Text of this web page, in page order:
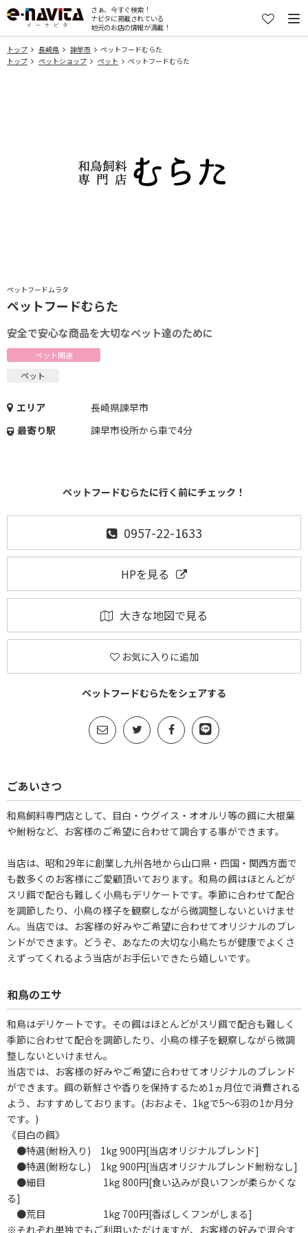
さぁ、今すぐ検索！
ナビタに掲載されている
地元のお店の情報が満載！
トップ 長崎県 諫早市
ペットフードむらた
トップ
ペットショップ ペット ペットフードむらた
ペットフードムラタ
ペットフードむらた
安全で安心な商品を大切なペット達のために
ペット関連
ペット
エリア
長崎県諫早市
最寄り駅
諫早市役所から車で4分
ペットフードむらたに行く前にチェック！
0957-22-1633
HPを見る
大きな地図で見る
お気に入りに追加
ペットフードむらたをシェアする
ごあいさつ
和鳥飼料専門店として、目白・ウグイス・オオルリ等の餌に大根葉
や鮒粉など、お客様のご希望に合わせて調合する事ができます。
当店は、昭和29年に創業し九州各地から山口県・四国・関西方面で
も数多くのお客様にご愛顧頂いております。和鳥の餌はほとんどが
スリ餌で配合も難しく小鳥もデリケートです。季節に合わせて配合
を調節したり、小鳥の様子を観察しながら微調整しないといけませ
ん。当店では、お客様の好みやご希望に合わせてオリジナルのブレ
ンドができます。どうぞ、あなたの大切な小鳥たちが健康でよくさ
えずってくれるよう当店がお手伝いできたら嬉しいです。
和鳥のエサ
和鳥はデリケートです。その餌はほとんどがスリ餌で配合も難しく
季節に合わせて配合を調節したり、小鳥の様子を観察しながら微調
整しないといけません。
当店では、お客様の好みやご希望に合わせてオリジナルのブレンド
ができます。餌の新鮮さや香りを保持するため1ヵ月位で消費される
よう、おすすめしております。(おおよそ、1kgで5～6羽の1か月分
です。)
《目白の餌》
●特選(鮒粉入り) 1kg 900円[当店オリジナルブレンド]
●特選(鮒粉なし) 1kg 900円[当店オリジナルブレンド鮒粉なし]
●細目 1kg 800円[食い込みが良いフンが柔らかくな
る]
●荒目 1kg 700円[香ばしくフンがしまる]
※それぞれ単独でもご利用いただけますが、お客様の好みで混合す